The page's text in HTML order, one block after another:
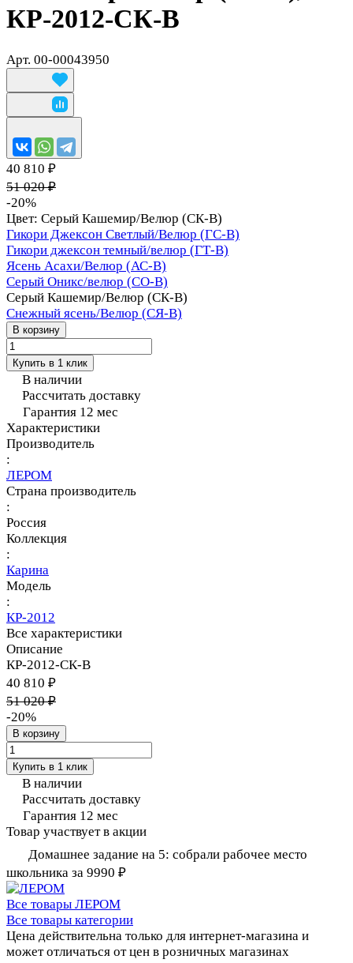
КР-2012-СК-В
Арт. 00-00043950
40 810 ₽
51 020 ₽
-20%
Цвет: Серый Кашемир/Велюр (СК-В)
Гикори Джексон Светлый/Велюр (ГС-В)
Гикори джексон темный/велюр (ГТ-В)
Ясень Асахи/Велюр (АС-В)
Серый Оникс/велюр (СО-В)
Серый Кашемир/Велюр (СК-В)
Снежный ясень/Велюр (СЯ-В)
В корзину
Купить в 1 клик
В наличии
Рассчитать доставку
Гарантия 12 мес
Характеристики
Производитель
:
ЛЕРОМ
Страна производитель
:
Россия
Коллекция
:
Карина
Модель
:
КР-2012
Все характеристики
Описание
КР-2012-СК-В
40 810 ₽
51 020 ₽
-20%
В корзину
Купить в 1 клик
В наличии
Рассчитать доставку
Гарантия 12 мес
Товар участвует в акции
Домашнее задание на 5: собрали рабочее место
школьника за 9990 ₽
Все товары ЛЕРОМ
Все товары категории
Цена действительна только для интернет-магазина и
может отличаться от цен в розничных магазинах